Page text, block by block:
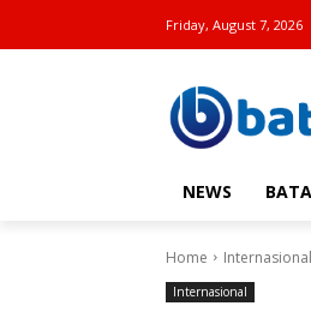
Friday, August 7, 2026
NEWS
Home Internasional
Internasional